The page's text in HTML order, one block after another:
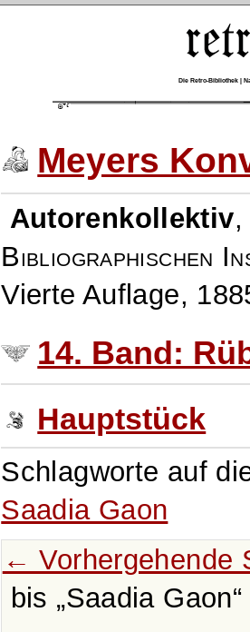
Die Retro-Bibliothek |
Meyers
Autorenkollektiv
Bibliographischen
Vierte Auflage,
14. Band:
Hauptstück
Schlagworte auf
Saadia Gaon
← Vorhergehende
bis
Saadia Gaon